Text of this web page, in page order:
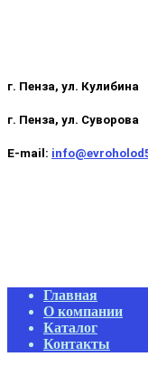
г. Пенза, ул. Кулибина
г. Пенза, ул. Суворова
E-mail:
Primary
Navigation
Menu
Главная
О компании
Каталог
Контакты